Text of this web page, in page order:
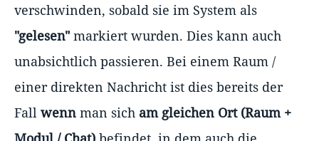
verschwinden, sobald sie im System als
"gelesen" markiert wurden. Dies kann auch
unabsichtlich passieren. Bei einem Raum /
einer direkten Nachricht ist dies bereits der
Fall wenn man sich am gleichen Ort (Raum +